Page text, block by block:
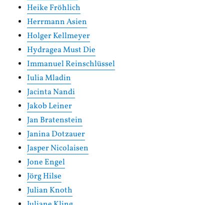
Heike Fröhlich
Herrmann Asien
Holger Kellmeyer
Hydragea Must Die
Immanuel Reinschlüssel
Iulia Mladin
Jacinta Nandi
Jakob Leiner
Jan Bratenstein
Janina Dotzauer
Jasper Nicolaisen
Jone Engel
Jörg Hilse
Julian Knoth